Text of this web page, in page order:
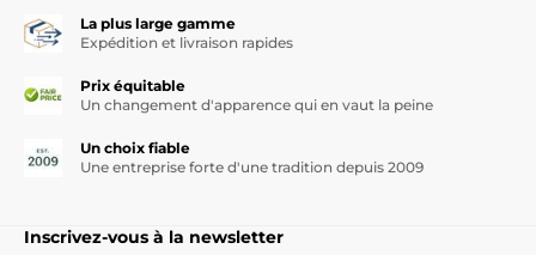
La plus large gamme
Expédition et livraison rapides
Prix équitable
Un changement d'apparence qui en vaut la peine
Un choix fiable
Une entreprise forte d'une tradition depuis 2009
Inscrivez-vous à la newsletter